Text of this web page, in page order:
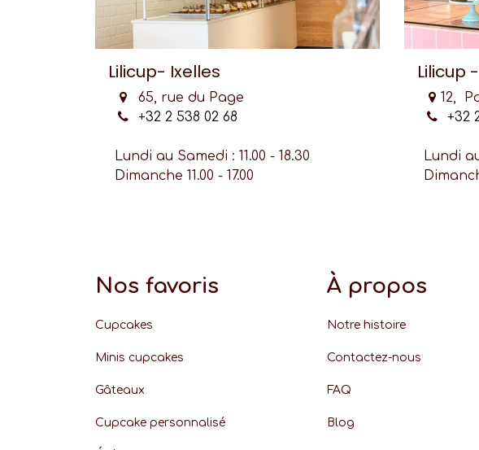
Lilicup- Ixelles
65, rue du Page
+32 2 538 02 68
Lundi au Samedi : 11.00 - 18.30
Dimanche 11.00 - 17.00
Lilicup
12,
+32
Lundi
Nos favoris
Cupcakes
Minis cupcakes
Gâteaux
Cupcake personnalisé
À propos
Notre histoire
Contactez-nous
FAQ
Blog